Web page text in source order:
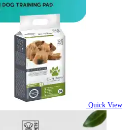
Quick View